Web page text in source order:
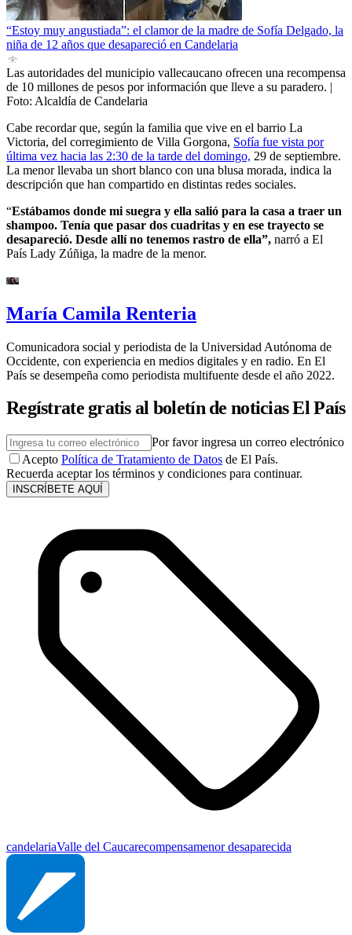
“Estoy muy angustiada”: el clamor de la madre de Sofía Delgado, la
niña de 12 años que desapareció en Candelaria
Las autoridades del municipio vallecaucano ofrecen una recompensa
de 10 millones de pesos por información que lleve a su paradero. |
Foto: Alcaldía de Candelaria
Cabe recordar que, según la familia que vive en el barrio La
Victoria, del corregimiento de Villa Gorgona, Sofía fue vista por
última vez hacia las 2:30 de la tarde del domingo, 29 de septiembre.
La menor llevaba un short blanco con una blusa morada, indica la
descripción que han compartido en distintas redes sociales.
“Estábamos donde mi suegra y ella salió para la casa a traer un
shampoo. Tenía que pasar dos cuadritas y en ese trayecto se
desapareció. Desde allí no tenemos rastro de ella”, narró a El
País Lady Zúñiga, la madre de la menor.
María Camila Renteria
Comunicadora social y periodista de la Universidad Autónoma de
Occidente, con experiencia en medios digitales y en radio. En El
País se desempeña como periodista multifuente desde el año 2022.
Regístrate gratis al boletín de noticias El País
Por favor ingresa un correo electrónico
Acepto Política de Tratamiento de Datos de El País.
Recuerda aceptar los términos y condiciones para continuar.
INSCRÍBETE AQUÍ
candelariaValle del Caucarecompensamenor desaparecida